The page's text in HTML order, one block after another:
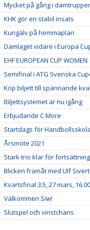
Mycket på gång i
KHK gör en stabil insats
Kungälv på hemmaplan
Damlaget vidare i Europa
EHF EUROPEAN CUP WOMEN
Semifinal i ATG Svenska
Köp biljett till spännande
Biljettsystemet är nu igång
Erbjudande C More
Startdags för
Årsmöte 2021
Stark trio klar för
Blicken framåt med Ulf
Kvartsfinal 3:5, 27 mars,
Välkommen Siw!
Slutspel och vinstchans